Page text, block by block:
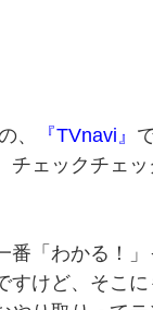
、 『TVnavi』
ェックチェッ
「わかる！」
すけど、そこ